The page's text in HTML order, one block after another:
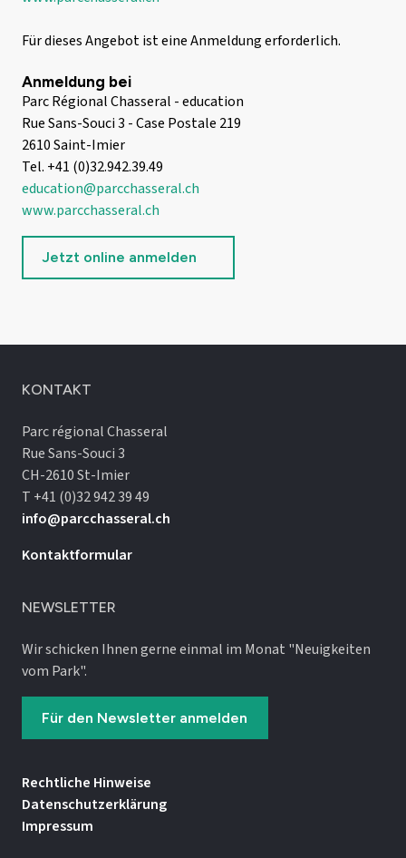
Für dieses Angebot ist eine Anmeldung erforderlich.
Anmeldung bei
Parc Régional Chasseral - education
Rue Sans-Souci 3 - Case Postale 219
2610 Saint-Imier
Tel. +41 (0)32.942.39.49
education@parcchasseral.ch
www.parcchasseral.ch
Jetzt online anmelden
KONTAKT
Parc régional Chasseral
Rue Sans-Souci 3
CH-2610 St-Imier
T +41 (0)32 942 39 49
info@parcchasseral.ch
Kontaktformular
NEWSLETTER
Wir schicken Ihnen gerne einmal im Monat "Neuigkeiten
vom Park".
Für den Newsletter anmelden
Rechtliche Hinweise
Datenschutz­erklärung
Impressum